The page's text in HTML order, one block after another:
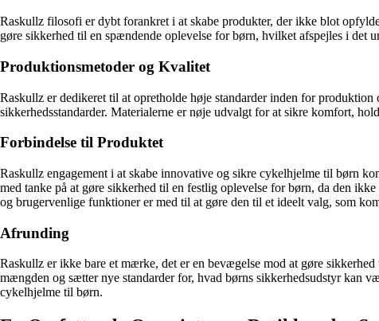
Raskullz filosofi er dybt forankret i at skabe produkter, der ikke blot
gøre sikkerhed til en spændende oplevelse for børn, hvilket afspejles i
Produktionsmetoder og Kvalitet
Raskullz er dedikeret til at opretholde høje standarder inden for
sikkerhedsstandarder. Materialerne er nøje udvalgt for at sikre komfort,
Forbindelse til Produktet
Raskullz engagement i at skabe innovative og sikre cykelhjelme til børn
med tanke på at gøre sikkerhed til en festlig oplevelse for børn, da den
og brugervenlige funktioner er med til at gøre den til et ideelt valg, som
Afrunding
Raskullz er ikke bare et mærke, det er en bevægelse mod at gøre
mængden og sætter nye standarder for, hvad børns sikkerhedsudstyr kan
cykelhjelme til børn.